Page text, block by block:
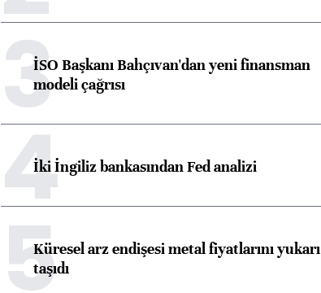
3İSO Başkanı Bahçıvan'dan yeni finansman
modeli çağrısı
4İki İngiliz bankasından Fed analizi
5Küresel arz endişesi metal fiyatlarını yukarı
taşıdı